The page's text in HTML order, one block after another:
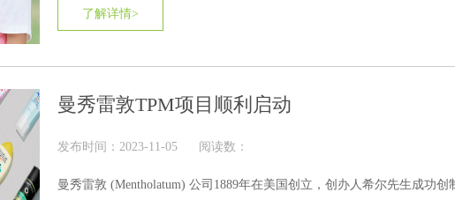
了解详情>
曼秀雷敦TPM项目顺利启动
发布时间：2023-11-05 阅读数：
曼秀雷敦 (Mentholatum) 公司1889年在美国创立，创办人希尔先生成功创